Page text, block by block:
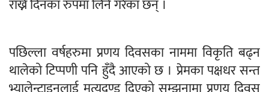
राख्ने दिनका रुपमा लिने गरेका छन् ।
पछिल्ला वर्षहरुमा प्रणय दिवसका नाममा विकृति बढ्न
थालेको टिप्पणी पनि हुँदै आएको छ । प्रेमका पक्षधर सन्त